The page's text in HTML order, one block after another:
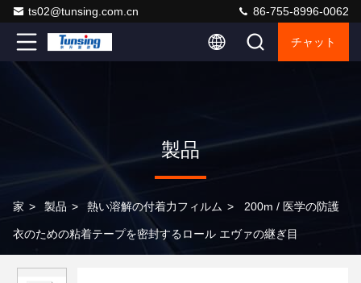
ts02@tunsing.com.cn 86-755-8996-0062
チャット
製品
家 > 製品 > 熱い溶解の付着力フィルム > 200m / 医学の防護
衣のための粘着テープを密封するロール エヴァの継ぎ目